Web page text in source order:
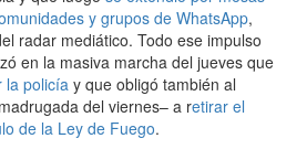
y grupos de WhatsApp,
radar mediático. Todo ese impulso
en la masiva marcha del jueves que
la policía y que obligó también al
del viernes– a retirar el
de la Ley de Fuego.